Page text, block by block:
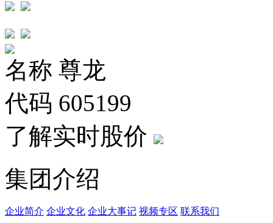
名称 尊龙
代码 605199
了解实时股价
集团介绍
企业简介 企业文化 企业⼤事记 视频专区 联系我们